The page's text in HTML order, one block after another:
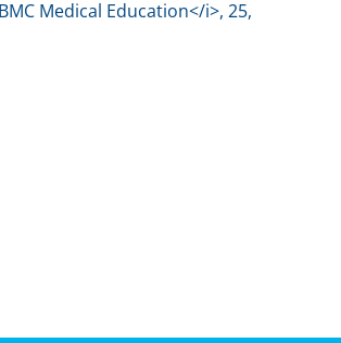
Medical Education</i>, 25,